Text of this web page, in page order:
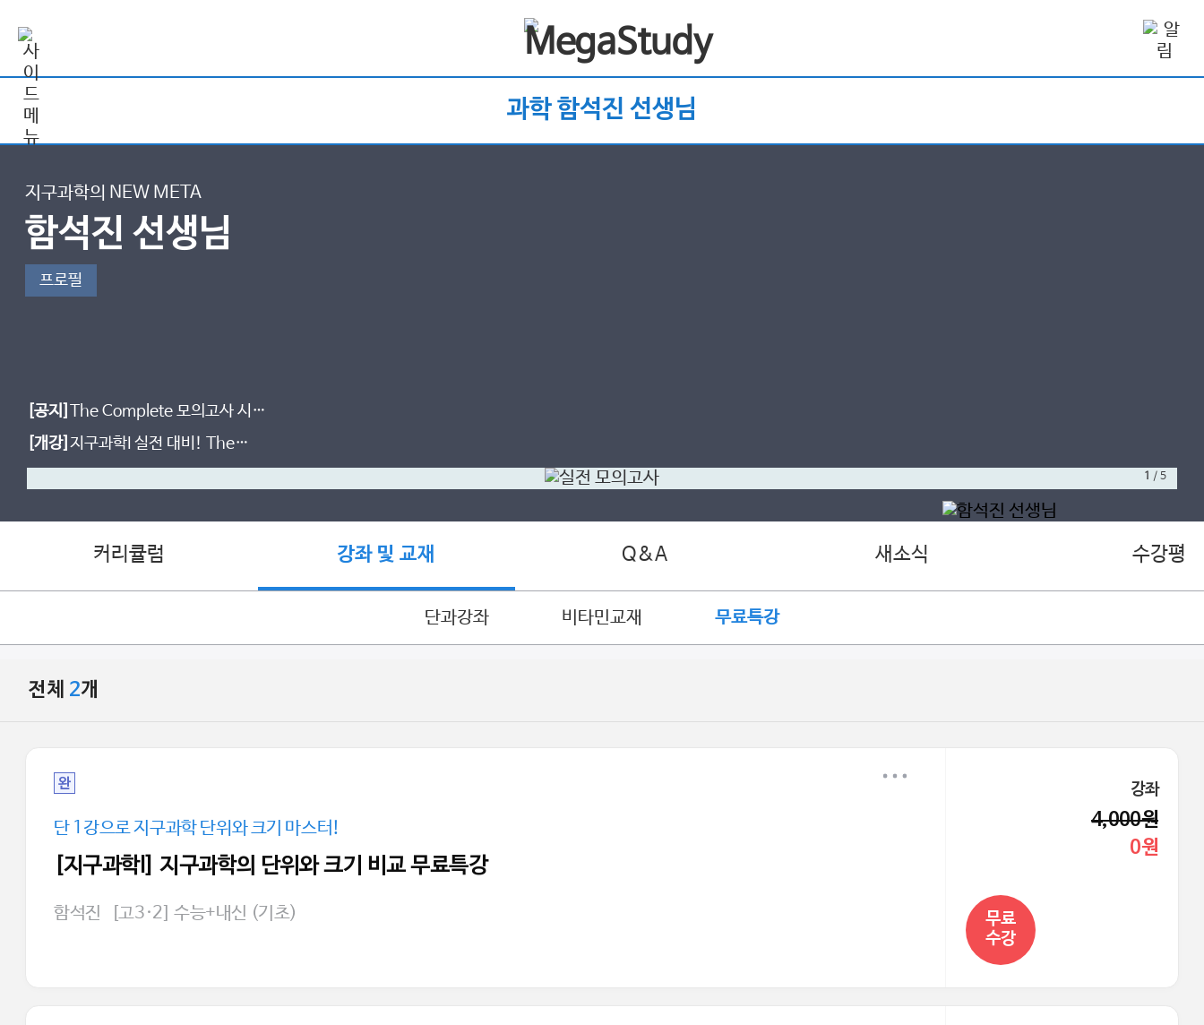
과학 함석진 선생님
지구과학의 NEW META
함석진 선생님
프로필
[공지]
The Complete 모의고사 시즌
2 등급컷!
[개강] 지구과학I 실전 대비! The
1 /5
커리큘럼 강좌 및 교재 Q&A 새소식 수강평
단과강좌 비타민교재 무료특강
전체 2개
완
단 1강으로 지구과학 단위와 크기 마스터!
[지구과학l] 지구과학의 단위와 크기 비교 무료특강
함석진 [고3·2] 수능+내신 (기초)
강좌
4,000원
0원
무료
수강